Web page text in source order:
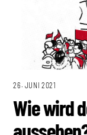
26. JUNI 2021
Wie wird